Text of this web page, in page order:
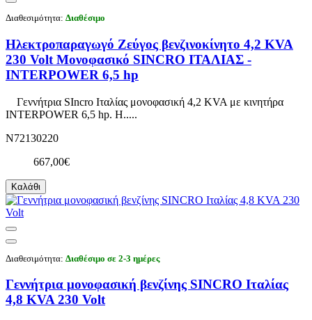
Διαθεσιμότητα: Διαθέσιμο
Ηλεκτροπαραγωγό Ζεύγος βενζινοκίνητο 4,2 KVA
230 Volt Μονοφασικό SINCRO ΙΤΑΛΙΑΣ -
INTERPOWER 6,5 hp
Γεννήτρια SIncro Ιταλίας μονοφασική 4,2 KVA με κινητήρα
INTERPOWER 6,5 hp. Η.....
N72130220
667,00€
Καλάθι
Διαθεσιμότητα: Διαθέσιμο σε 2-3 ημέρες
Γεννήτρια μονοφασική βενζίνης SINCRO Ιταλίας
4,8 KVA 230 Volt